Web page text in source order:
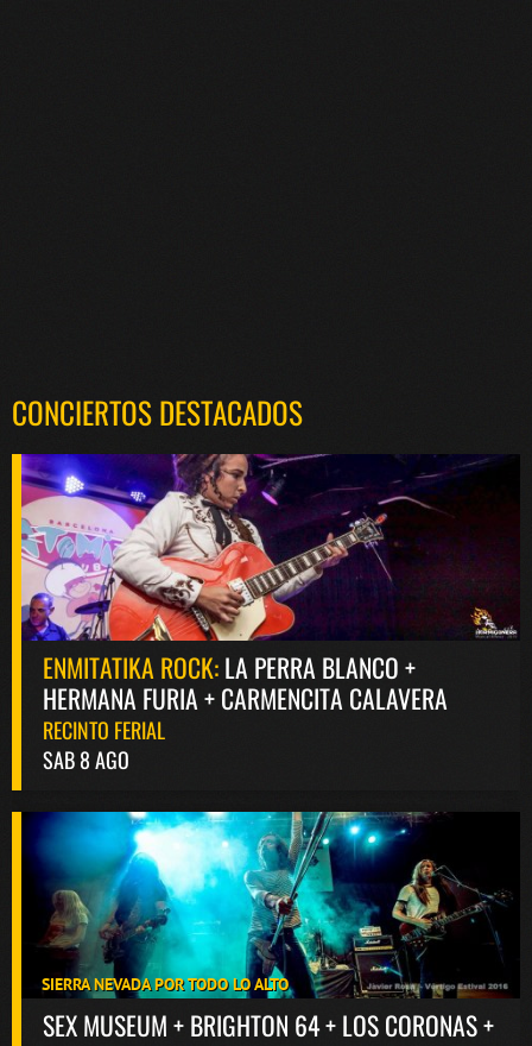
CONCIERTOS DESTACADOS
ENMITATIKA ROCK:LA PERRA BLANCO +
HERMANA FURIA + CARMENCITA CALAVERA
RECINTO FERIAL
SAB 8 AGO
SIERRA NEVADA POR TODO LO ALTO
SEX MUSEUM + BRIGHTON 64 + LOS CORONAS +